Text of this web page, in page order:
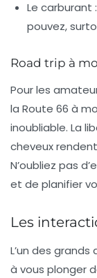
Le carburant
pouvez,
Road trip à
Pour les
la Route 66 à
inoubliable. La
cheveux
N’oubliez pas
et de planifier
Les
L’un des
à vous plonger